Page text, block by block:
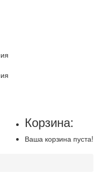
Корзина:
Ваша корзина пуста!